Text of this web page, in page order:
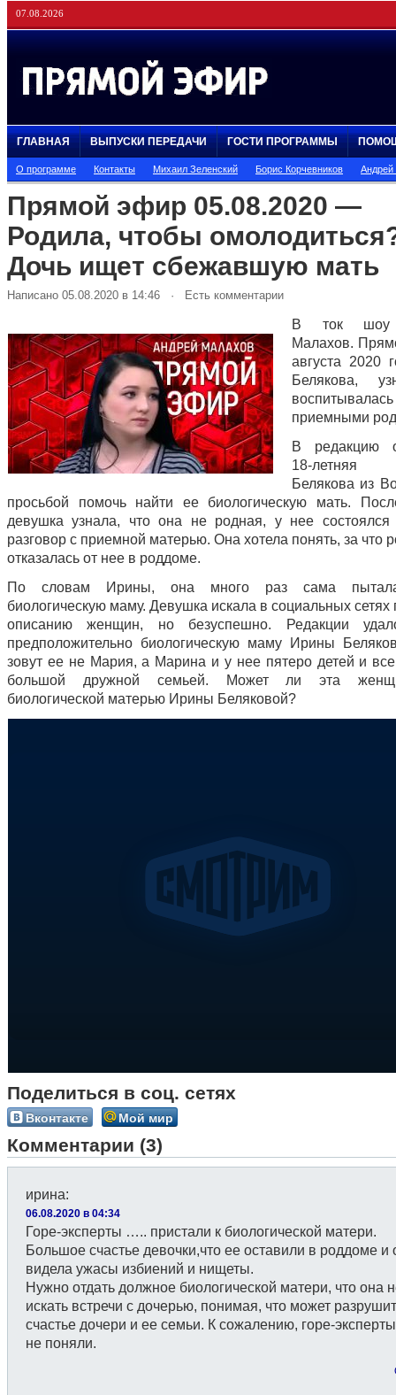
07.08.2026
ГЛАВНАЯ ВЫПУСКИ ПЕРЕДАЧИ ГОСТИ ПРОГРАММЫ
О программе Контакты Михаил Зеленский Борис Корчевников
Прямой эфир 05.08.2020 —
Родила, чтобы
Дочь ищет сбежавшую мать
Написано 05.08.2020 в 14:46 · Есть комментарии
В ток шоу
Малахов.
августа 2020
Белякова,
воспитывалась
приемными
В редакцию
18-
Белякова из
просьбой помочь найти ее биологическую мать.
девушка узнала, что она не родная, у нее состоялся
разговор с приемной матерью. Она хотела понять, за что
отказалась от нее в роддоме.
По словам Ирины, она много раз сама
биологическую маму. Девушка искала в социальных сетях
описанию женщин, но безуспешно. Редакции
предположительно биологическую маму Ирины
зовут ее не Мария, а Марина и у нее пятеро детей и
большой дружной семьей. Может ли эта
биологической матерью Ирины Беляковой?
Поделиться в соц. сетях
Вконтакте Мой мир
Комментарии (3)
ирина:
06.08.2020 в 04:34
Горе-эксперты ….. пристали к биологической матери.
Большое счастье девочки,что ее оставили в роддоме и
видела ужасы избиений и нищеты.
Нужно отдать должное биологической матери, что она
искать встречи с дочерью, понимая, что может
счастье дочери и ее семьи. К сожалению, горе-эксперты
не поняли.